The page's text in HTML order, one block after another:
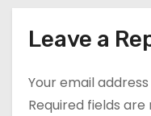
Leave a
Your email
Required fields